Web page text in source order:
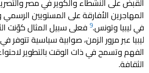
المهاجرين الأفارقة على المستويين
في ليبيا وتونس.9 فعلى سبيل المثال كوّنت
ليبيا عبر مرور الزمن، صوابية سياسية تتوفر
الفهم وتسمح في ذات الوقت بالتطوير
الثقافة.